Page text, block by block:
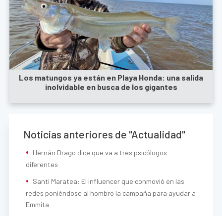
Los matungos ya están en Playa Honda: una salida
inolvidable en busca de los gigantes
Noticias anteriores de "Actualidad"
Hernán Drago dice que va a tres psicólogos
diferentes
Santi Maratea: El influencer que conmovió en las
redes poniéndose al hombro la campaña para ayudar a
Emmita